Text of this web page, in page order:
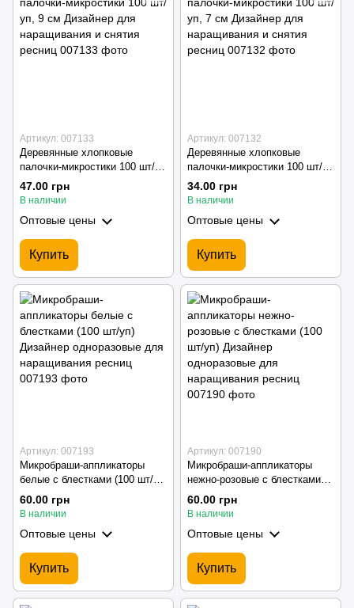
Артикул: 007133
Деревянные хлопковые
палочки-микростики 100 шт/
уп, 9 см Дизайнер для
наращивания и снятия ресниц
47.00 грн
В наличии
Оптовые цены
Купить
Артикул: 007132
Деревянные хлопковые
палочки-микростики 100 шт/
уп, 7 см Дизайнер для
наращивания и снятия ресниц
34.00 грн
В наличии
Оптовые цены
Купить
Артикул: 007193
Микробраши-аппликаторы
белые с блестками (100 шт/
уп) Дизайнер одноразовые
для наращивания ресниц
60.00 грн
В наличии
Оптовые цены
Купить
Артикул: 007190
Микробраши-аппликаторы
нежно-розовые с блестками
(100 шт/уп) Дизайнер
одноразовые для
60.00 грн
В наличии
Оптовые цены
Купить